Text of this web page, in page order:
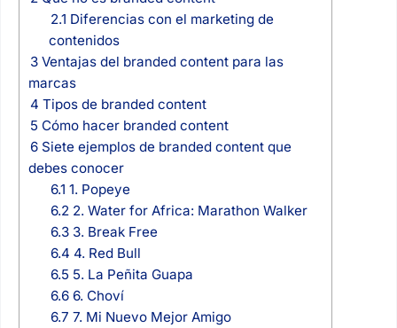
2.1 Diferencias con el marketing de
contenidos
3Ventajas del branded content para las
marcas
4 Tipos de branded content
5 Cómo hacer branded content
6Siete ejemplos de branded content que
debes conocer
6.1 1. Popeye
6.22. Water for Africa: Marathon Walker
6.33. Break Free
6.4 4. Red Bull
6.5 5. La Peñita Guapa
6.66. Choví
6.7 7. Mi Nuevo Mejor Amigo